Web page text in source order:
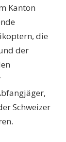
Kanton
die
der
Schweizer